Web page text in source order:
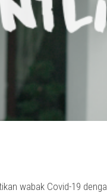
wabak Covid-19